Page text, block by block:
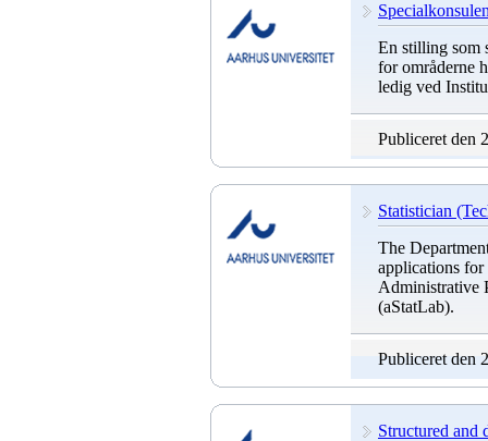
En stilling som
for områderne
ledig ved
Publiceret den
Statistician
The
applications
Administrative
(aStatLab).
Publiceret den
Structured and